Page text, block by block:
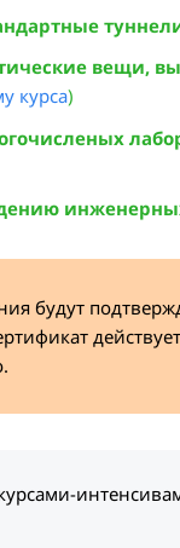
вещи,
курса)
будут